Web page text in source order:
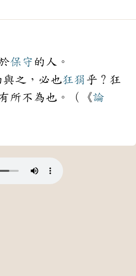
保守 的人。
與之，必也狂狷 乎？狂
所不為也。（《論